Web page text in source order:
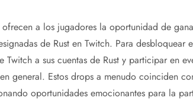
ofrecen a los jugadores la oportunidad de
de Rust en Twitch. Para desbloquear
Twitch a sus cuentas de Rust y participar en
general. Estos drops a menudo coinciden
oportunidades emocionantes para la